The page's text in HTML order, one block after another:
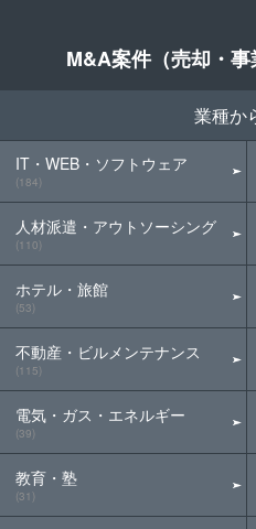
M&A案件（売却・
業種か
IT・WEB・ソフトウェア
(184)
人材派遣・アウトソーシング
(110)
ホテル・旅館
(53)
不動産・ビルメンテナンス
(115)
電気・ガス・エネルギー
(39)
教育・塾
(31)